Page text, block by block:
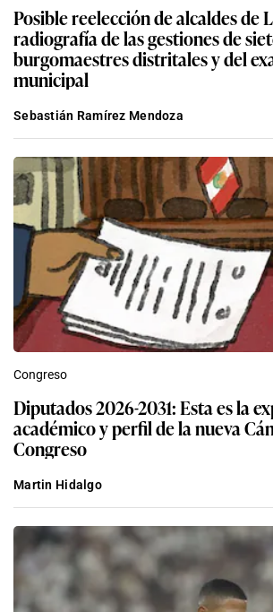
Posible reelección de alcaldes de
radiografía de las gestiones de
burgomaestres distritales y del
municipal
Sebastián Ramírez Mendoza
Congreso
Diputados 2026-2031: Esta es la
académico y perfil de la nueva
Congreso
Martin Hidalgo